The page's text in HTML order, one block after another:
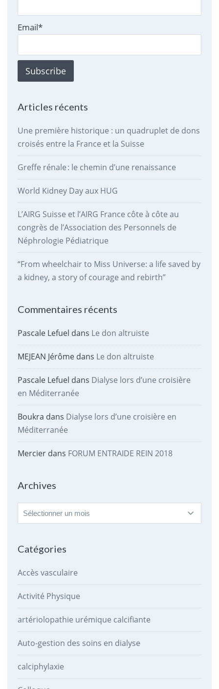
Email*
Articles récents
Une première historique : un quadruplet de dons
croisés entre la France et la Suisse
Greffe rénale : le chemin d’une renaissance
World Kidney Day aux HUG
L’AIRG Suisse et l’AIRG France côte à côte au
congrès de l’Association des Personnels de
Néphrologie Pédiatrique
“From wheelchair to Miss Universe: a life saved by
a kidney, a story of courage and rebirth”
Commentaires récents
Pascale Lefuel dans Le don altruiste
MEJEAN Jérômedans Le don altruiste
Pascale Lefuel dans Dialyse lors d’une croisière
en Méditerranée
Boukra dans Dialyse lors d’une croisière en
Méditerranée
Mercierdans FORUM ENTRAIDE REIN 2018
Archives
Archives
Catégories
Accès vasculaire
Activité Physique
artériolopathie urémique calcifiante
Auto-gestion des soins en dialyse
calciphylaxie